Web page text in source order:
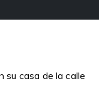
su casa de la calle